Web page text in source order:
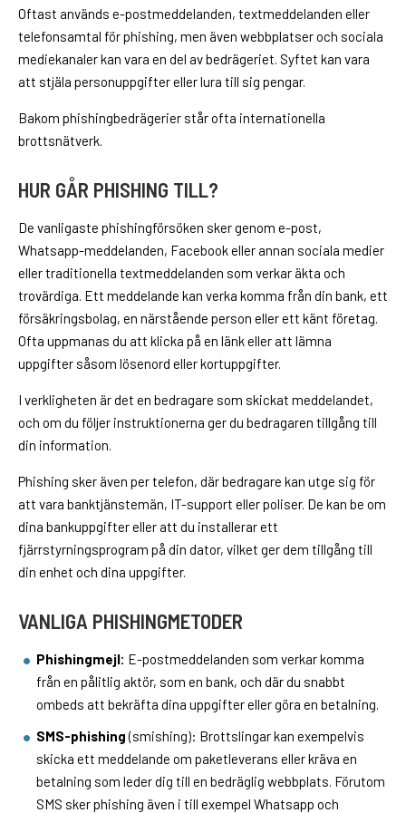
Oftast används e-postmeddelanden, textmeddelanden eller
telefonsamtal för phishing, men även webbplatser och sociala
mediekanaler kan vara en del av bedrägeriet. Syftet kan vara
att stjäla personuppgifter eller lura till sig pengar.
Bakom phishingbedrägerier står ofta internationella
brottsnätverk.
HUR GÅR PHISHING TILL?
De vanligaste phishingförsöken sker genom e-post,
Whatsapp-meddelanden, Facebook eller annan sociala medier
eller traditionella textmeddelanden som verkar äkta och
trovärdiga. Ett meddelande kan verka komma från din bank, ett
försäkringsbolag, en närstående person eller ett känt företag.
Ofta uppmanas du att klicka på en länk eller att lämna
uppgifter såsom lösenord eller kortuppgifter.
I verkligheten är det en bedragare som skickat meddelandet,
och om du följer instruktionerna ger du bedragaren tillgång till
din information.
Phishing sker även per telefon, där bedragare kan utge sig för
att vara banktjänstemän, IT-support eller poliser. De kan be om
dina bankuppgifter eller att du installerar ett
fjärrstyrningsprogram på din dator, vilket ger dem tillgång till
din enhet och dina uppgifter.
VANLIGA PHISHINGMETODER
Phishingmejl: E-postmeddelanden som verkar komma
från en pålitlig aktör, som en bank, och där du snabbt
ombeds att bekräfta dina uppgifter eller göra en betalning.
SMS-phishing(smishing): Brottslingar kan exempelvis
skicka ett meddelande om paketleverans eller kräva en
betalning som leder dig till en bedräglig webbplats. Förutom
SMS sker phishing även i till exempel Whatsapp och